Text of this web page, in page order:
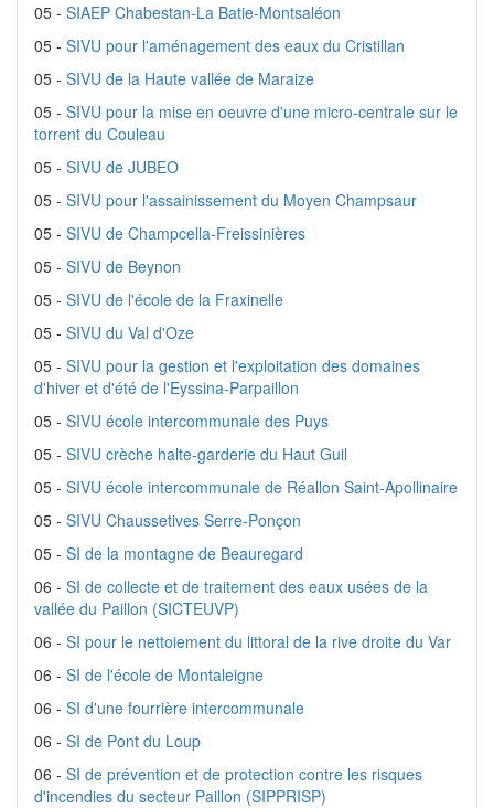
05 - SIAEP Chabestan-La Batie-Montsaléon
05 - SIVU pour l'aménagement des eaux du Cristillan
05 - SIVU de la Haute vallée de Maraize
05 - SIVU pour la mise en oeuvre d'une micro-centrale sur le
torrent du Couleau
05 - SIVU de JUBEO
05 - SIVU pour l'assainissement du Moyen Champsaur
05 - SIVU de Champcella-Freissinières
05 - SIVU de Beynon
05 - SIVU de l'école de la Fraxinelle
05 - SIVU du Val d'Oze
05 - SIVU pour la gestion et l'exploitation des domaines
d'hiver et d'été de l'Eyssina-Parpaillon
05 - SIVU école intercommunale des Puys
05 - SIVU crèche halte-garderie du Haut Guil
05 - SIVU école intercommunale de Réallon Saint-Apollinaire
05 - SIVU Chaussetives Serre-Ponçon
05 - SI de la montagne de Beauregard
06 - SI de collecte et de traitement des eaux usées de la
vallée du Paillon (SICTEUVP)
06 - SI pour le nettoiement du littoral de la rive droite du Var
06 - SI de l'école de Montaleigne
06 - SI d'une fourrière intercommunale
06 - SI de Pont du Loup
06 - SI de prévention et de protection contre les risques
d'incendies du secteur Paillon (SIPPRISP)